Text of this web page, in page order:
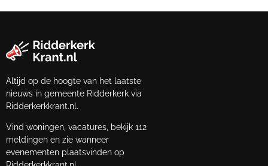
Altijd op de hoogte van het laatste
nieuws in gemeente Ridderkerk via
Ridderkerkkrant.nl.
Vind woningen, vacatures, bekijk 112
meldingen en zie wanneer
evenementen plaatsvinden op